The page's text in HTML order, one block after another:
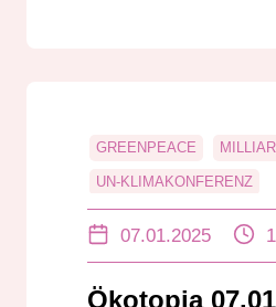
GREENPEACE
UN-KLIMAKONFERENZ
07.01.2025
Ökotopia